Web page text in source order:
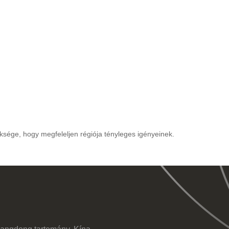
hogy megfeleljen régiója tényleges igényeinek.